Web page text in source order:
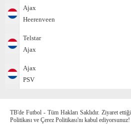
Ajax
Heerenveen
Telstar
Ajax
Ajax
PSV
TB'de Futbol - Tüm Hakları Saklıdır. Ziyaret
Politikası ve Çerez Politikası'nı kabul